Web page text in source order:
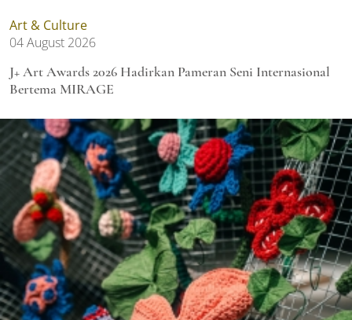
Art & Culture
04 August 2026
J+ Art Awards 2026 Hadirkan Pameran Seni Internasional
Bertema MIRAGE